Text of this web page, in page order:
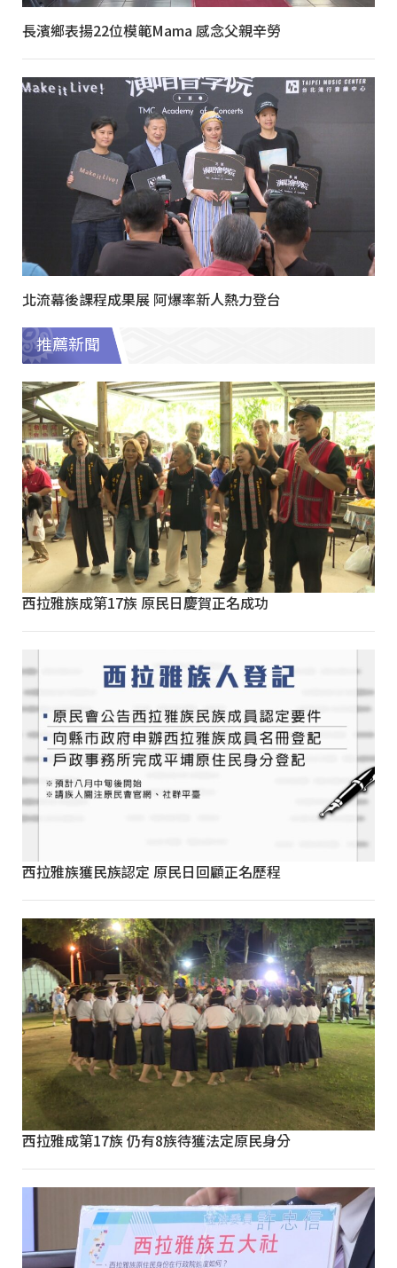
長濱鄉表揚22位模範Mama 感念父親辛勞
北流幕後課程成果展 阿爆率新人熱力登台
推薦新聞
西拉雅族成第17族 原民日慶賀正名成功
西拉雅族獲民族認定 原民日回顧正名歷程
西拉雅成第17族 仍有8族待獲法定原民身分